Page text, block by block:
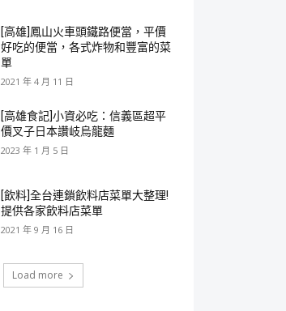
[高雄]鳳山火車頭鐵路便當，平價
好吃的便當，各式炸物和豐富的菜
單
2021 年 4 月 11 日
[高雄食記]小資必吃：信義區超平
價叉子日本讚岐烏龍麵
2023 年 1 月 5 日
[飲料]全台連鎖飲料店菜單大整理!
提供各家飲料店菜單
2021 年 9 月 16 日
Load more